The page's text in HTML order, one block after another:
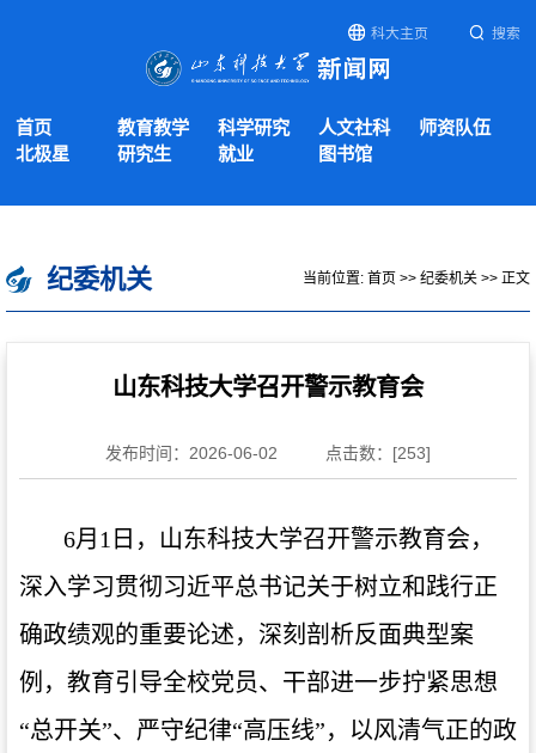
科大主页 搜索
首页 教育教学 科学研究 人文社科
师资队伍
北极星
研究生 就业 图书馆
纪委机关 当前位置: 首页 >> 纪委机关 >> 正文
山东科技大学召开警示教育会
发布时间：2026-06-02 点击数：[253]
6月1日，山东科技大学召开警示教育会，
深入学习贯彻习近平总书记关于树立和践行正
确政绩观的重要论述，深刻剖析反面典型案
例，教育引导全校党员、干部进一步拧紧思想
“总开关”、严守纪律“高压线”，以风清气正的政